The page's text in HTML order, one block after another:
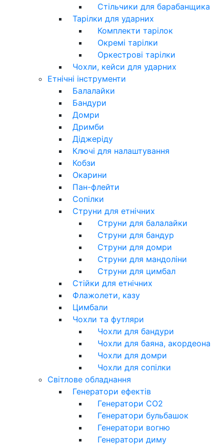
Стільчики для барабанщика
Тарілки для ударних
Комплекти тарілок
Окремі тарілки
Оркестрові тарілки
Чохли, кейси для ударних
Етнічні інструменти
Балалайки
Бандури
Домри
Дримби
Діджеріду
Ключі для налаштування
Кобзи
Окарини
Пан-флейти
Сопілки
Струни для етнічних
Струни для балалайки
Струни для бандур
Струни для домри
Струни для мандоліни
Струни для цимбал
Стійки для етнічних
Флажолети, казу
Цимбали
Чохли та футляри
Чохли для бандури
Чохли для баяна, акордеона
Чохли для домри
Чохли для сопілки
Світлове обладнання
Генератори ефектів
Генератори CO2
Генератори бульбашок
Генератори вогню
Генератори диму